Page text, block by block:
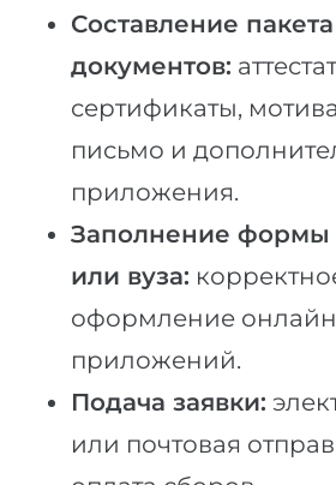
Составление пакета
документов:
сертификаты,
письмо и
приложения.
Заполнение формы
или вуза:
оформление
приложений.
Подача заявки:
или почтовая